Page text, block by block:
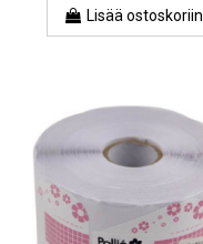
Lisää ostoskoriin